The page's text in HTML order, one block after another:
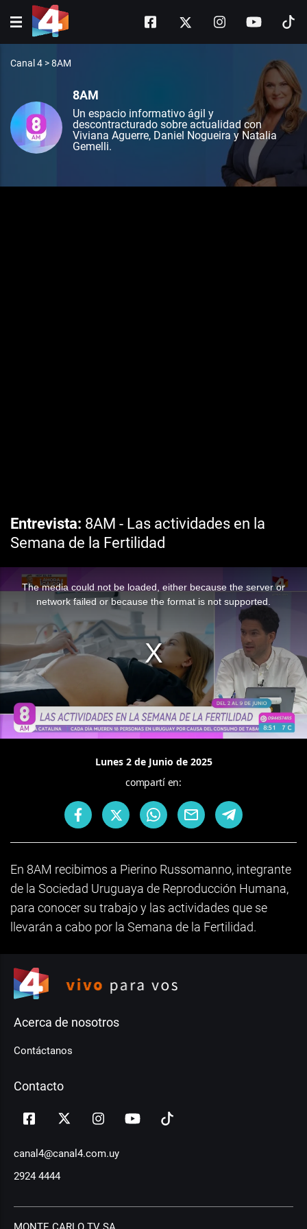
Canal 4 >8AM
8AM
Un espacio informativo ágil y
descontracturado sobre actualidad con
Viviana Aguerre, Daniel Nogueira y Natalia
Gemelli.
Entrevista 8AM - Las actividades en la
Semana de la Fertilidad
The media could not be loaded, either because the server or
network failed or because the format is not supported.
Lunes 2 de Junio de 2025
compartí en:
En 8AM recibimos a Pierino Russomanno, integrante
de la Sociedad Uruguaya de Reproducción Humana,
para conocer su trabajo y las actividades que se
llevarán a cabo por la Semana de la Fertilidad.
Acerca de nosotros
Contáctanos
Contacto
canal4@canal4.com.uy
2924 4444